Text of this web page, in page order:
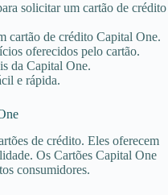
solicitar um cartão de crédito
cartão de crédito Capital One.
oferecidos pelo cartão.
da Capital One.
e rápida.
de crédito. Eles oferecem
Os Cartões Capital One
consumidores.